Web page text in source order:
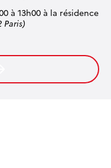
à 13h00 à la résidence
Paris)